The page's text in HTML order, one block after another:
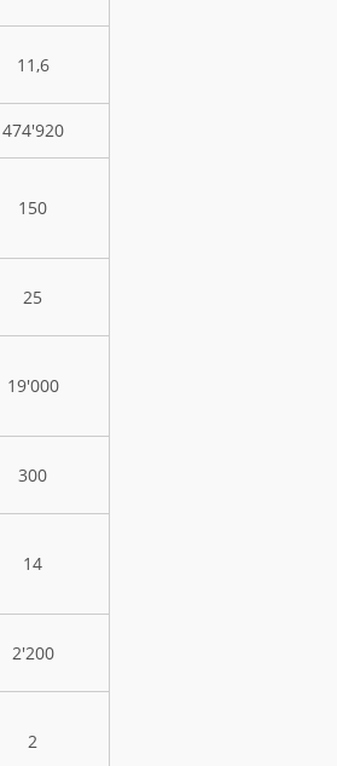
11,6
474'920
150
25
19'000
300
14
2'200
2